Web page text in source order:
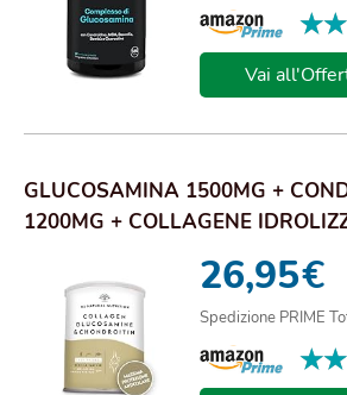
Vai
GLUCOSAMINA 1500MG +
1200MG + COLLAGENE
26,95€
Spedizione PRIME